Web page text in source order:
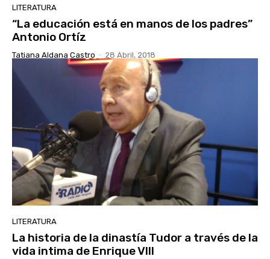
LITERATURA
“La educación está en manos de los padres”
Antonio Ortíz
Tatiana Aldana Castro - 28 Abril, 2018
LITERATURA
La historia de la dinastía Tudor a través de la
vida intima de Enrique VIII